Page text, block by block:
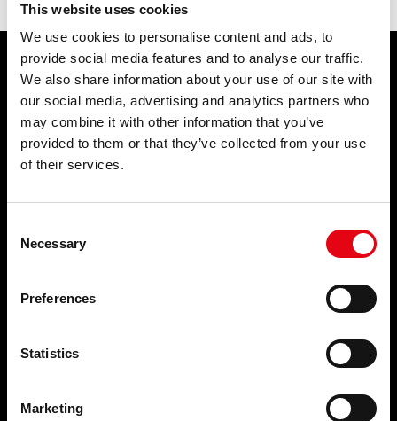
This website uses cookies
We use cookies to personalise content and ads, to
provide social media features and to analyse our traffic.
We also share information about your use of our site with
our social media, advertising and analytics partners who
may combine it with other information that you’ve
provided to them or that they’ve collected from your use
of their services.
Selection
Necessary
Preferences
Statistics
Marketing
BIM
INFOS ET ÉVÉNEMENTS
CONTACTS
TÉLÉCHARGEMENTS
PRODUITS
Systèmes de raccords à sertir
SERVICES
ÉVÉNEMENTS ET
NOUVELLES
Qui sommes-nous ?
Notre organisation
TOP SEARCHES
PLAN DU SITE